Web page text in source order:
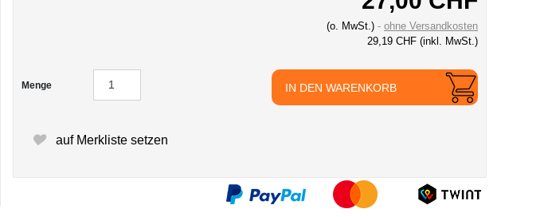
(o. MwSt.)
ohne Versandkosten
29,19 CHF (inkl. MwSt.)
Menge IN DEN WARENKORB
auf Merkliste setzen